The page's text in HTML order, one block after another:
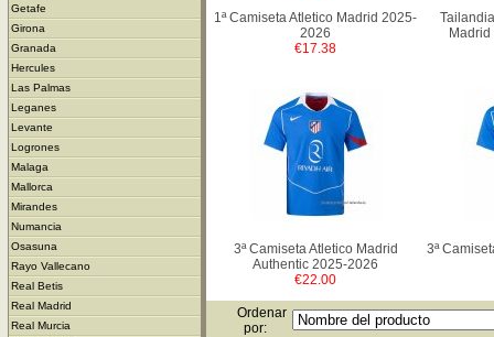
Getafe
Girona
Granada
Hercules
Las Palmas
Leganes
Levante
Logrones
Malaga
Mallorca
Mirandes
Numancia
Osasuna
Rayo Vallecano
Real Betis
Real Madrid
Real Murcia
1ª Camiseta Atletico Madrid 2025-
2026
€17.38
3ª Camiseta Atletico Madrid
Authentic 2025-2026
€22.00
3ª
Ordenar
por: